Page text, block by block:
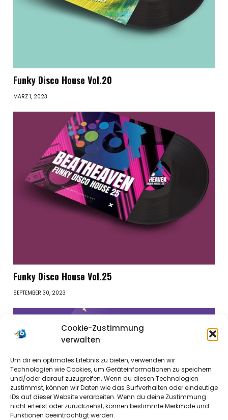
Cookie-Zustimmung
verwalten
Um dir ein optimales Erlebnis zu bieten, verwenden wir
Technologien wie Cookies, um Geräteinformationen zu speichern
und/oder darauf zuzugreifen. Wenn du diesen Technologien
zustimmst, können wir Daten wie das Surfverhalten oder eindeutige
IDs auf dieser Website verarbeiten. Wenn du deine Zustimmung
nicht erteilst oder zurückziehst, können bestimmte Merkmale und
Funktionen beeinträchtigt werden.
Funky Disco House Vol.20
MÄRZ 1, 2023
Funky Disco House Vol.25
SEPTEMBER 30, 2023